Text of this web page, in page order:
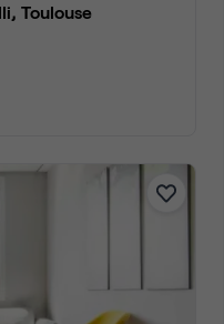
Toulouse